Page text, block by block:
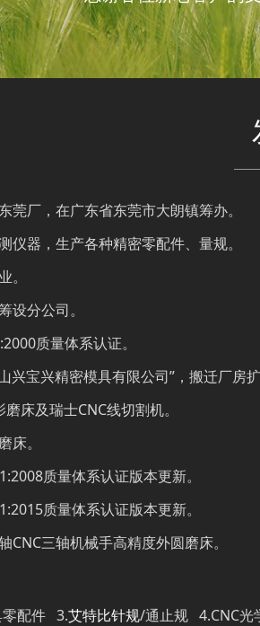
厂，在广东省东莞市大朗镇筹办。
器，生产各种精密零配件、量规。
设分公司。
质量体系认证。
宝兴精密模具有限公司”，搬迁厂房扩
床及瑞士CNC线切割机。
床。
质量体系认证版本更新。
质量体系认证版本更新。
三轴机械手高精度外圆磨床。
配件 3.艾特比针规/通止规 4.CNC光